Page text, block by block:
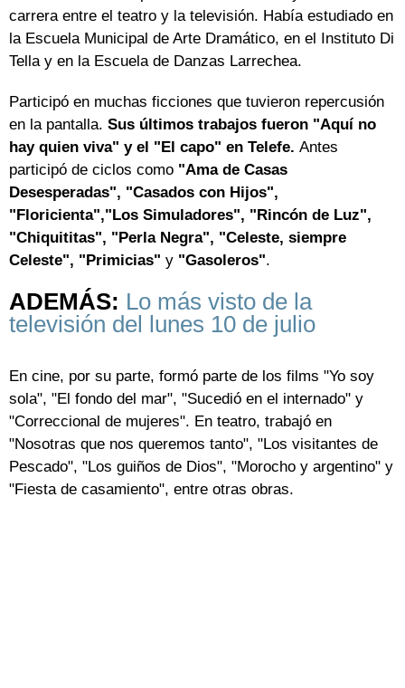
carrera entre el teatro y la televisión. Había estudiado en
la Escuela Municipal de Arte Dramático, en el Instituto Di
Tella y en la Escuela de Danzas Larrechea.
Participó en muchas ficciones que tuvieron repercusión
en la pantalla. Sus últimos trabajos fueron "Aquí no
hay quien viva" y el "El capo" en Telefe. Antes
participó de ciclos como "Ama de Casas
Desesperadas", "Casados con Hijos",
"Floricienta","Los Simuladores", "Rincón de Luz",
"Chiquititas", "Perla Negra", "Celeste, siempre
Celeste", "Primicias" y "Gasoleros".
ADEMÁS: Lo más visto de la
televisión del lunes 10 de julio
En cine, por su parte, formó parte de los films "Yo soy
sola", "El fondo del mar", "Sucedió en el internado" y
"Correccional de mujeres". En teatro, trabajó en
"Nosotras que nos queremos tanto", "Los visitantes de
Pescado", "Los guiños de Dios", "Morocho y argentino" y
"Fiesta de casamiento", entre otras obras.